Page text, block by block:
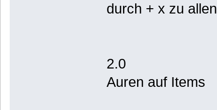
durch + x zu
2.0
Auren auf Items